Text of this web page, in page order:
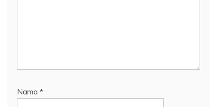
Nama *